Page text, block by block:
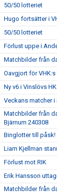
50/50 lotteriet
Hugo fortsätter i
50/50 lotteriet
Förlust uppe i
Matchbilder från
Oavgjort för
Ny v6 i Vinslövs HK
Veckans matcher
Matchbilder från
Bjärnum 240308
Binglotter till påsk!
Liam Kjellman
Förlust mot RIK
Erik Hansson
Matchbilder från